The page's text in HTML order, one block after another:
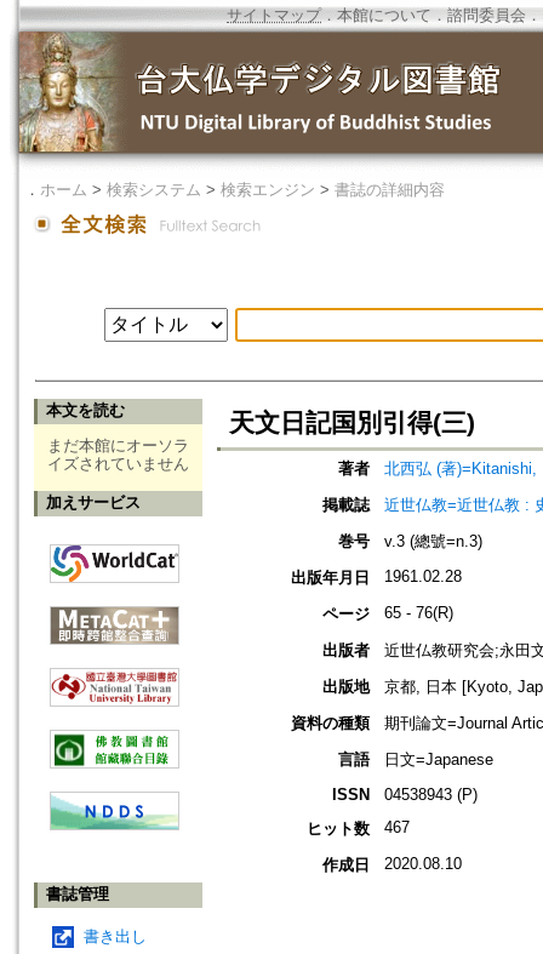
サイトマップ．本館について ． 諮問委員会 ．
． ホーム > 検索システム > 検索エンジン > 書誌の詳細内容
本文を読む
まだ本館にオーソラ
イズされていません
加えサービス
書誌管理
書き出し
天文日記国別引得(三)
著者
北西弘 (著)=Kitanishi,
掲載誌
近世仏教=近世仏教 :
巻号
v.3 (總號=n.3)
出版年月日
1961.02.28
ページ 65 - 76(R)
出版者
近世仏教研究会;永田
出版地
京都, 日本 [Kyoto,
資料の種類
期刊論文=Journal
言語
日文=Japanese
ISSN
04538943 (P)
ヒット数
467
作成日 2020.08.10